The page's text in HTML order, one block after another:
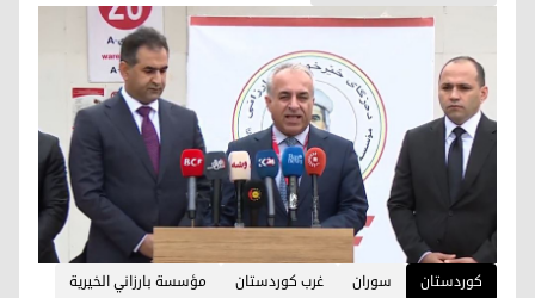
کوردستان سوران غرب كوردستان مؤسسة بارزاني الخيرية